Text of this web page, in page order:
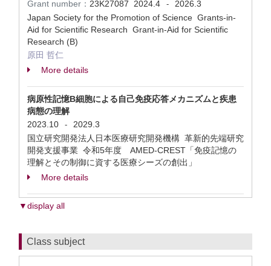
Grant number： 23K27087 2024.4 -
2026.3
Japan Society for the Promotion of Science Grants-in-
Aid for Scientific Research Grant-in-Aid for Scientific
Research (B)
原田 哲仁
More details
病原性記憶B細胞による自己免疫応答メカニズムと疾患
病態の理解
2023.10
-
2029.3
国立研究開発法人日本医療研究開発機構 革新的先端研究
開発支援事業 令和5年度 AMED-CREST「免疫記憶の
理解とその制御に資する医療シーズの創出」
More details
▼display all
Class subject